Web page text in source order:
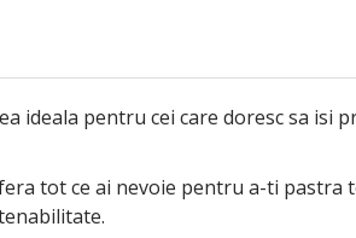
ideala pentru cei care doresc sa isi
tot ce ai nevoie pentru a-ti